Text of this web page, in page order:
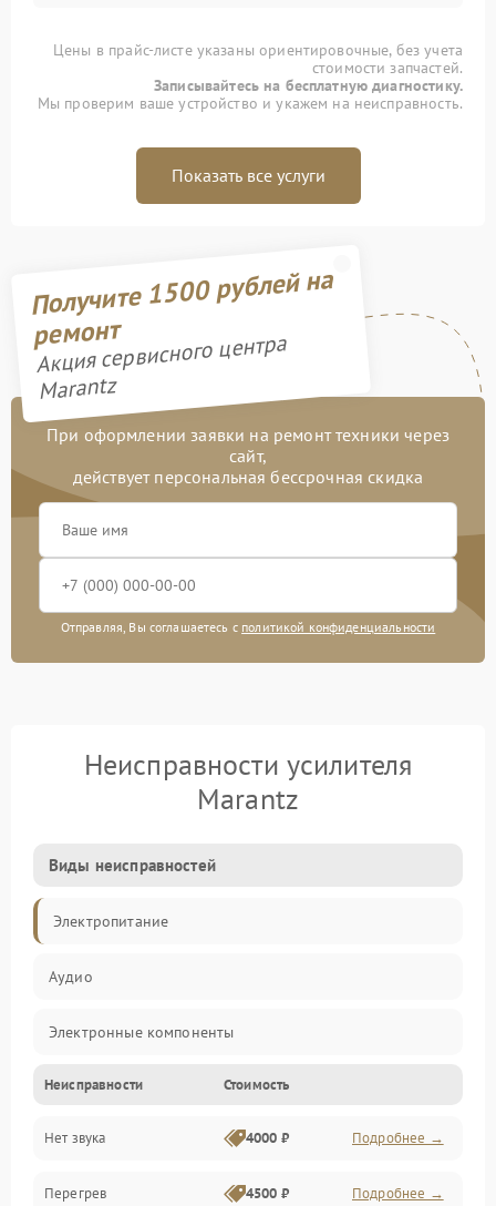
Цены в прайс-листе указаны ориентировочные, без учета
стоимости запчастей.
Записывайтесь на бесплатную диагностику.
Мы проверим ваше устройство и укажем на неисправность.
Показать все услуги
Получите 1500 рублей на
ремонт
Акция сервисного центра
Marantz
При оформлении заявки на ремонт техники через
сайт,
действует персональная бессрочная скидка
Отправляя, Вы соглашаетесь с политикой конфиденциальности
Неисправности усилителя
Marantz
Виды неисправностей
Электропитание
Аудио
Электронные компоненты
Управление
Корпус/Герметичность
Неисправности Стоимость
Нет звука 4000 ₽ Подробнее →
Перегрев 4500 ₽ Подробнее →